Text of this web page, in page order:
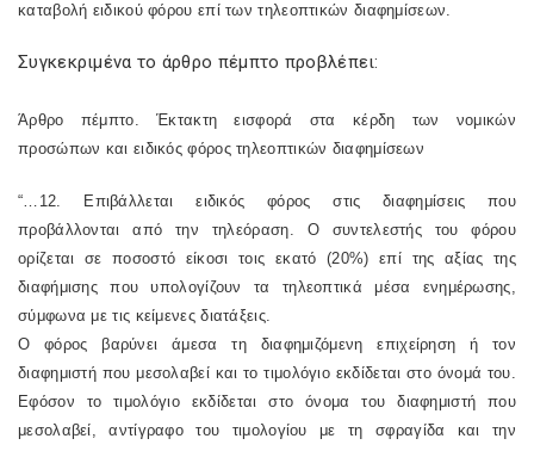
καταβολή ειδικού φόρου επί των τηλεοπτικών διαφημίσεων.
Συγκεκριμένα το άρθρο πέμπτο προβλέπει:
Άρθρο πέμπτο. Έκτακτη εισφορά στα κέρδη των νομικών
προσώπων και ειδικός φόρος τηλεοπτικών διαφημίσεων
“… 12. Επιβάλλεται ειδικός φόρος στις διαφημίσεις που
προβάλλονται από την τηλεόραση. Ο συντελεστής του φόρου
ορίζεται σε ποσοστό είκοσι τοις εκατό (20%) επί της αξίας της
διαφήμισης που υπολογίζουν τα τηλεοπτικά μέσα ενημέρωσης,
σύμφωνα με τις κείμενες διατάξεις.
Ο φόρος βαρύνει άμεσα τη διαφημιζόμενη επιχείρηση ή τον
διαφημιστή που μεσολαβεί και το τιμολόγιο εκδίδεται στο όνομά του.
Εφόσον το τιμολόγιο εκδίδεται στο όνομα του διαφημιστή που
μεσολαβεί, αντίγραφο του τιμολογίου με τη σφραγίδα και την